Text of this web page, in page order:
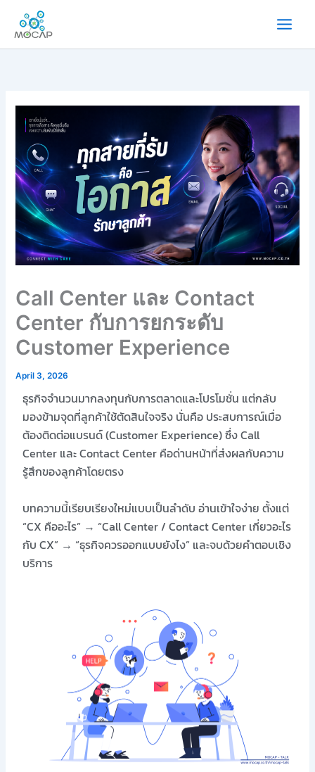
content
Call Center และ Contact
Center กับการยกระดับ
Customer Experience
April 3, 2026
ธุรกิจจำนวนมากลงทุนกับการตลาดและโปรโมชั่น แต่กลับ
มองข้ามจุดที่ลูกค้าใช้ตัดสินใจจริง นั่นคือ ประสบการณ์เมื่อ
ต้องติดต่อแบรนด์ (Customer Experience)ซึ่ง Call
Center และ Contact Center คือด่านหน้าที่ส่งผลกับความ
รู้สึกของลูกค้าโดยตรง
บทความนี้เรียบเรียงใหม่แบบเป็นลำดับ อ่านเข้าใจง่าย ตั้งแต่
“CX คืออะไร” → “Call Center / Contact Center เกี่ยวอะไร
กับ CX” → “ธุรกิจควรออกแบบยังไง” และจบด้วยคำตอบเชิง
บริการ